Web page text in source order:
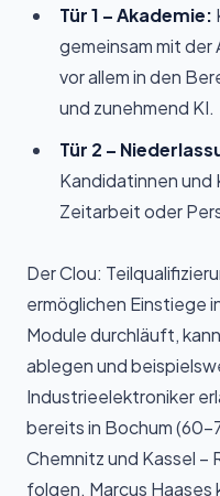
Tür 1 – Akademie:
gemeinsam mit
vor allem in den
und zunehmend KI.
Tür 2 –
Kandidatinnen und
Zeitarbeit oder
Der Clou:
ermöglichen Einstiege
Module durchläuft,
ablegen und
Industrieelektroniker
bereits in Bochum
Chemnitz und Kassel
folgen. Marcus Haases